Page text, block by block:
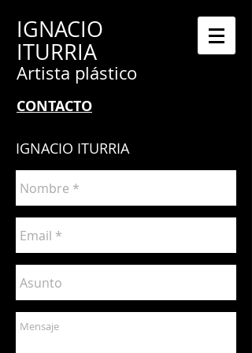
IGNACIO
ITURRIA
Artista plástico
CONTACTO
IGNACIO ITURRIA